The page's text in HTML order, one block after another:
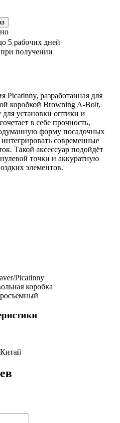
5 рабочих дней
получении
Picatinny, разработанная для
коробкой Browning A‑Bolt,
установки оптики и
в себе прочность,
форму посадочных
современные
Такой аксессуар подойдёт
точки и аккуратную
элементов.
Picatinny
коробка
Китай